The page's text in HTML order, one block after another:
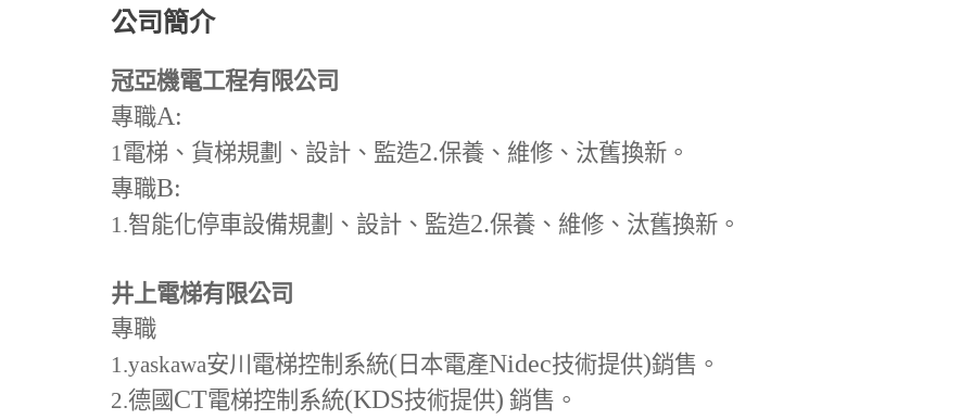
公司簡介
冠亞機電工程有限公司
專職A:
1電梯、貨梯規劃、設計、監造2.保養、維修、汰舊換新。
專職B:
1.智能化停車設備規劃、設計、監造2.保養、維修、汰舊換新。
井上電梯有限公司
專職
1.yaskawa安川電梯控制系統( 日本電產Nidec技術提供)銷售。
2.德國 CT電梯控制系統(KDS技術提供) 銷售。